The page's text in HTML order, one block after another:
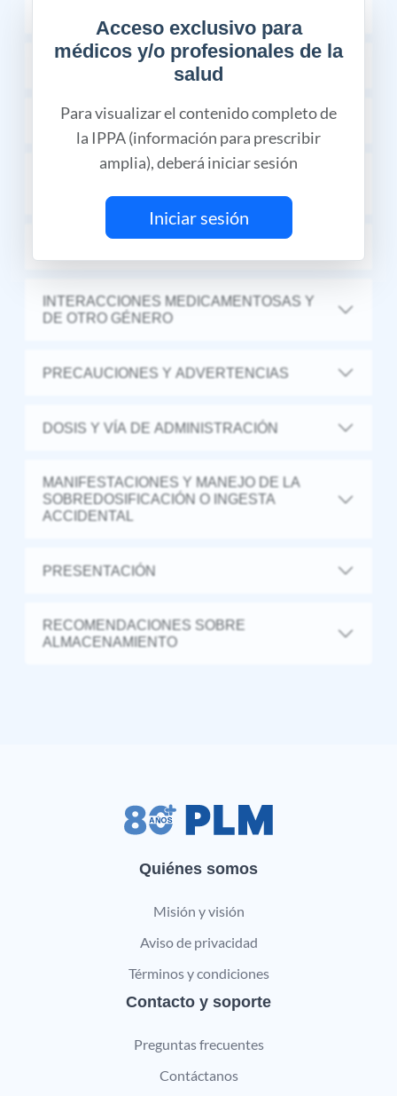
Acceso exclusivo para
médicos y/o profesionales de la
salud
Para visualizar el contenido completo de
la IPPA (información para prescribir
amplia), deberá iniciar sesión
Iniciar sesión
INDICACIONES TERAPÉUTICAS
CONTRAINDICACIONES
RESTRICCIONES DE USO DURANTE EL
INTERACCIONES MEDICAMENTOSAS Y
DE OTRO GÉNERO
PRECAUCIONES Y ADVERTENCIAS
DOSIS Y VÍA DE ADMINISTRACIÓN
MANIFESTACIONES Y MANEJO DE LA
SOBREDOSIFICACIÓN O INGESTA
ACCIDENTAL
PRESENTACIÓN
RECOMENDACIONES SOBRE
ALMACENAMIENTO
Quiénes somos
Misión y visión
Aviso de privacidad
Términos y condiciones
Contacto y soporte
Preguntas frecuentes
Contáctanos